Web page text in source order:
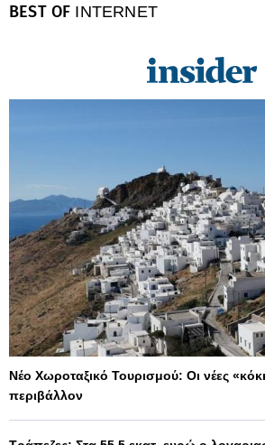
BEST OF INTERNET
Νέο Χωροταξικό Τουρισμού: Οι νέες
περιβάλλον